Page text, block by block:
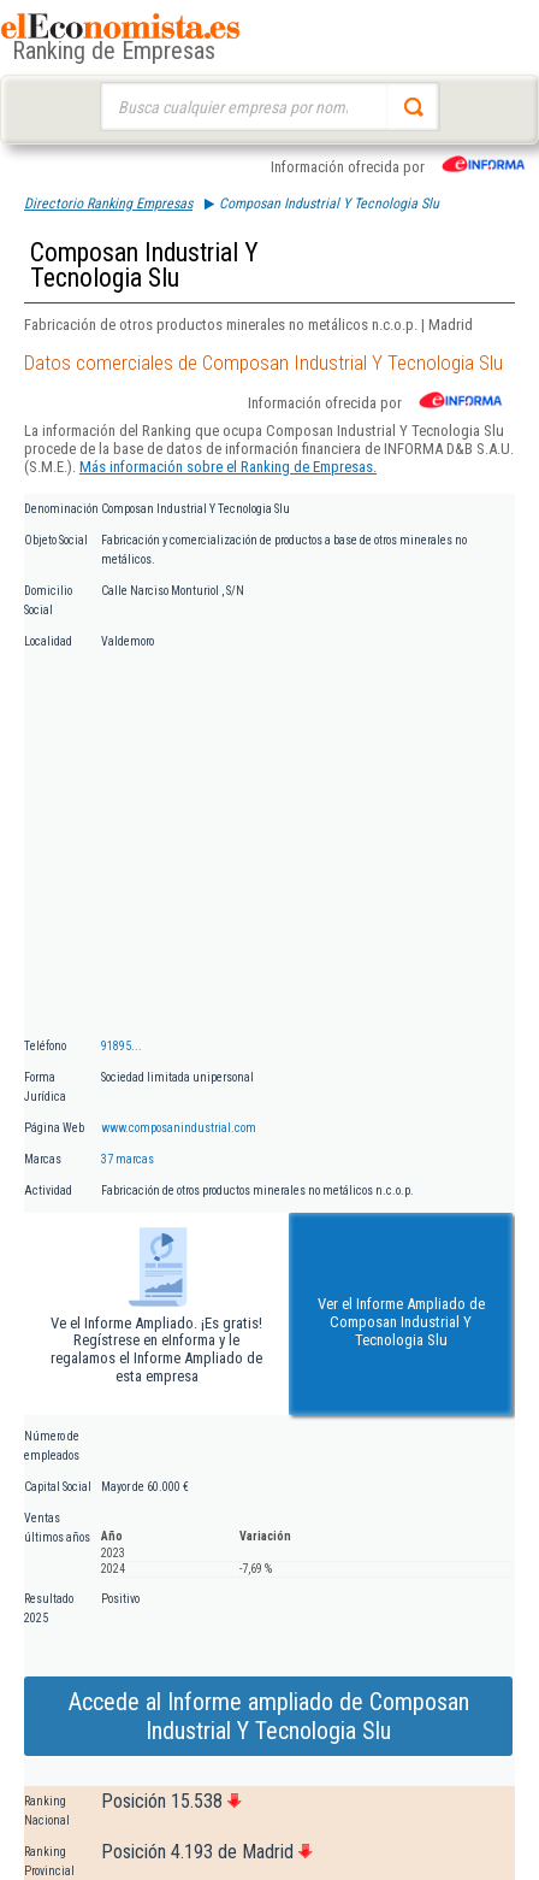
Ranking de Empresas
Información ofrecida por
Directorio Ranking Empresas Composan Industrial Y Tecnologia Slu
Composan Industrial Y
Tecnologia Slu
Fabricación de otros productos minerales no metálicos n.c.o.p. | Madrid
Datos comerciales de Composan Industrial Y Tecnologia Slu
Información ofrecida por
La información del Ranking que ocupa Composan Industrial Y Tecnologia Slu
procede de la base de datos de información financiera de INFORMA D&B S.A.U.
(S.M.E.). Más información sobre el Ranking de Empresas.
Denominación Composan Industrial Y Tecnologia Slu
Objeto Social
Fabricación y comercialización de productos a base de otros minerales no
metálicos.
Domicilio
Social
Calle Narciso Monturiol , S/N
Localidad Valdemoro
Teléfono 91895...
Forma
Jurídica
Sociedad limitada unipersonal
Página Web www.composanindustrial.com
Marcas 37 marcas
Actividad Fabricación de otros productos minerales no metálicos n.c.o.p.
Ve el Informe Ampliado. ¡Es gratis!
Regístrese en eInforma y le
regalamos el Informe Ampliado de
esta empresa
Ver el Informe Ampliado de
Composan Industrial Y
Tecnologia Slu
Número de
empleados
Capital Social Mayor de 60.000 €
Ventas
últimos años
Año
Variación
2023
2024
-7,69 %
Resultado
2025
Positivo
Accede al Informe ampliado de Composan
Industrial Y Tecnologia Slu
Ranking
Nacional
Posición 15.538
Ranking
Provincial
Posición 4.193 de Madrid